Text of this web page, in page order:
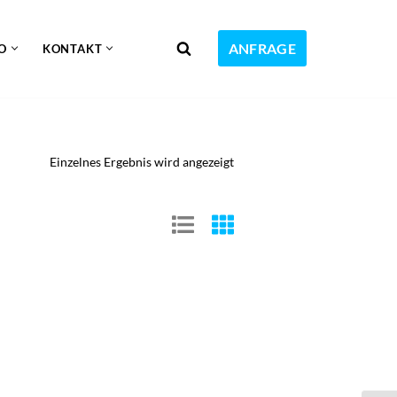
KONTAKT ANFRAGE
Einzelnes Ergebnis wird angezeigt